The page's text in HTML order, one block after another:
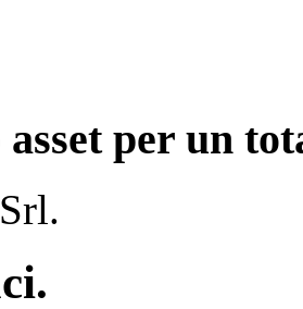
asset per un